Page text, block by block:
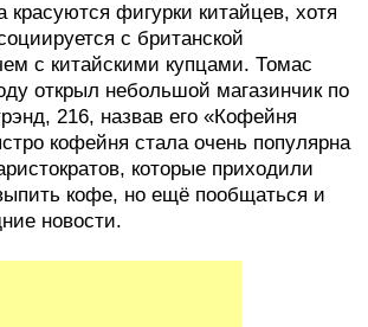
красуются фигурки китайцев, хотя
с британской
с китайскими купцами. Томас
открыл небольшой магазинчик по
216, назвав его «Кофейня
кофейня стала очень популярна
которые приходили
кофе, но ещё пообщаться и
новости.